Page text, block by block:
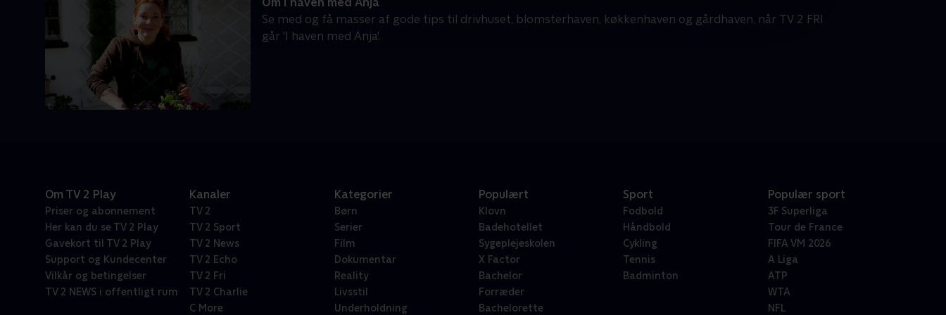
Se med og få masser af gode tips til drivhuset, blomsterhaven, køkkenhaven og gårdhaven, når TV 2 FRI
går 'I haven med Anja'.
Om TV 2 Play
Priser og abonnement
Her kan du se TV 2 Play
Gavekort til TV 2 Play
Support og Kundecenter
Vilkår og betingelser
TV 2 NEWS i offentligt rum
Kanaler
TV 2
TV 2 Sport
TV 2 News
TV 2 Echo
TV 2 Fri
TV 2 Charlie
C More
Kategorier
Børn
Serier
Film
Dokumentar
Reality
Livsstil
Underholdning
Populært
Klovn
Badehotellet
Sygeplejeskolen
X Factor
Bachelor
Forræder
Bachelorette
Sport
Fodbold
Håndbold
Cykling
Tennis
Badminton
Populær sport
3F Superliga
Tour de France
FIFA VM 2026
A Liga
ATP
WTA
NFL